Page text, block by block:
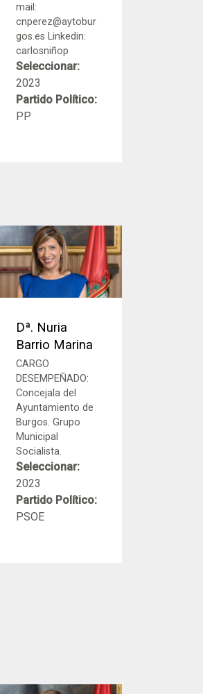
mail:
cnperez@aytobur
gos.es Linkedin:
carlosniñop
Seleccionar:
2023
Partido Político:
PP
Dª. Nuria
Barrio Marina
CARGO
DESEMPEÑADO:
Concejala del
Ayuntamiento de
Burgos. Grupo
Municipal
Socialista.
Seleccionar:
2023
Partido Político:
PSOE